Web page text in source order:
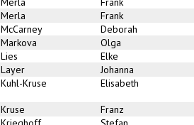
Merla Frank
McCarney Deborah
Markova Olga
Lies Elke
Layer Johanna
Kuhl-Kruse Elisabeth
Kruse Franz